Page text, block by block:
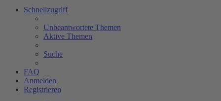
Schnellzugriff
Unbeantwortete Themen
Aktive Themen
Suche
FAQ
Anmelden
Registrieren